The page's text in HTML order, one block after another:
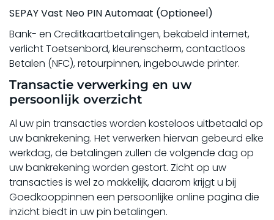
SEPAY Vast Neo PIN Automaat (Optioneel)
Bank- en Creditkaartbetalingen, bekabeld internet,
verlicht Toetsenbord, kleurenscherm, contactloos
Betalen (NFC), retourpinnen, ingebouwde printer.
Transactie verwerking en uw
persoonlijk overzicht
Al uw pin transacties worden kosteloos uitbetaald op
uw bankrekening. Het verwerken hiervan gebeurd elke
werkdag, de betalingen zullen de volgende dag op
uw bankrekening worden gestort. Zicht op uw
transacties is wel zo makkelijk, daarom krijgt u bij
Goedkooppinnen een persoonlijke online pagina die
inzicht biedt in uw pin betalingen.